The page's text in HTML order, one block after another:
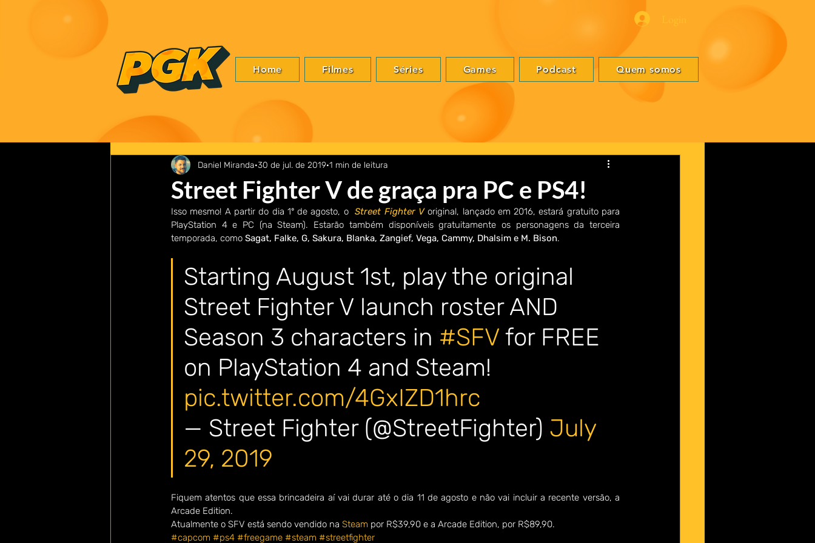
Home Filmes Séries Games Podcast Quem somos
Street Fighter V de graça pra PC e PS4!
Daniel Miranda 30 de jul. de 2019 1 min de leitura
Isso mesmo! A partir do dia 1º de agosto, o Street Fighter V original, lançado em 2016, estará gratuito para
PlayStation 4 e PC (na Steam). Estarão também disponíveis gratuitamente os personagens da terceira
temporada, como Sagat, Falke, G, Sakura, Blanka, Zangief, Vega, Cammy, Dhalsim e M. Bison.
Starting August 1st, play the original
Street Fighter V launch roster AND
Season 3 characters in #SFV for FREE
on PlayStation 4 and Steam!
pic.twitter.com/4GxIZD1hrc
— Street Fighter (@StreetFighter) July
29, 2019
Fiquem atentos que essa brincadeira aí vai durar até o dia 11 de agosto e não vai incluir a recente versão, a
Arcade Edition.
Atualmente o SFV está sendo vendido na Steam por R$39,90 e a Arcade Edition, por R$89,90.
#capcom #ps4 #freegame #steam #streetfighter